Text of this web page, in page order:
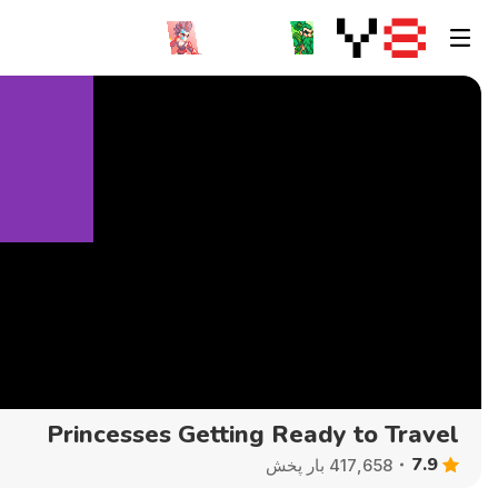
Princesses Getting Ready to Travel
7.9 417,658 بار پخش